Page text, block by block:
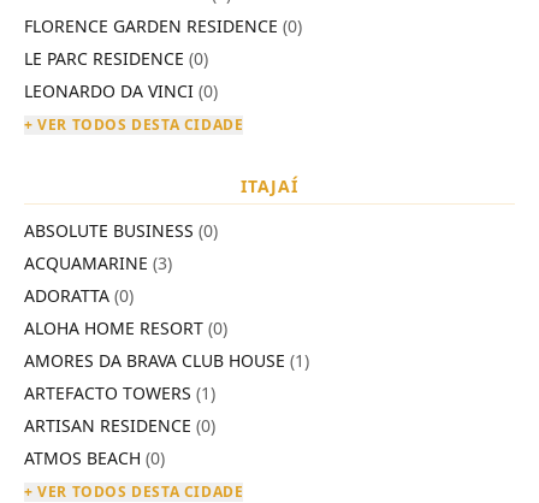
FLORENCE GARDEN RESIDENCE (0)
LE PARC RESIDENCE (0)
LEONARDO DA VINCI (0)
+ VER TODOS DESTA CIDADE
ITAJAÍ
ABSOLUTE BUSINESS (0)
ACQUAMARINE (3)
ADORATTA (0)
ALOHA HOME RESORT (0)
AMORES DA BRAVA CLUB HOUSE (1)
ARTEFACTO TOWERS (1)
ARTISAN RESIDENCE (0)
ATMOS BEACH (0)
+ VER TODOS DESTA CIDADE